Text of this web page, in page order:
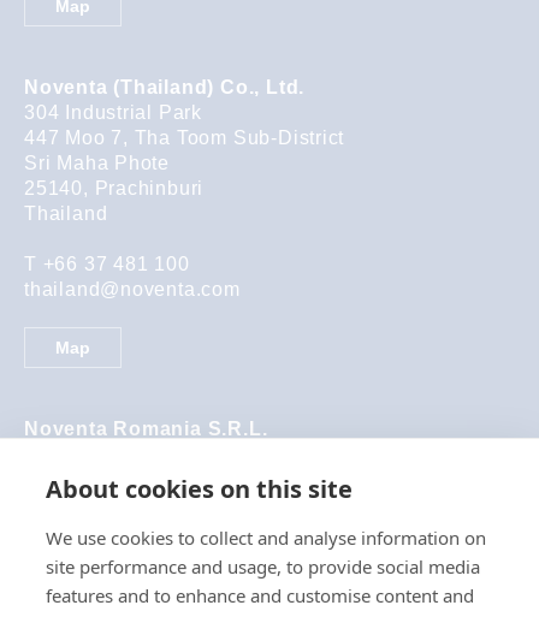
About cookies on this site
We use cookies to collect and analyse information on
site performance and usage, to provide social media
features and to enhance and customise content and
Map
Noventa (Thailand) Co., Ltd.
304 Industrial Park
447 Moo 7, Tha Toom Sub-District
Sri Maha Phote
25140, Prachinburi
Thailand
T +66 37 481 100
thailand@noventa.com
Map
Noventa Romania S.R.L.
307382 Timis County
Rumänien
romania@noventa.com